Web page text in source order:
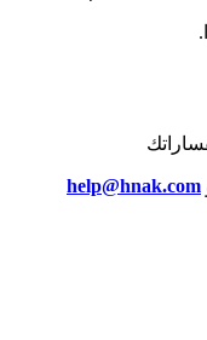
help@hnak.com